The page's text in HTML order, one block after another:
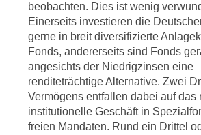
beobachten. Dies ist wenig
Einerseits investieren die
gerne in breit diversifizierte
Fonds, andererseits sind Fonds
angesichts der Niedrigzinsen eine
renditeträchtige Alternative. Zwei
Vermögens entfallen dabei auf das
institutionelle Geschäft in
freien Mandaten. Rund ein Drittel